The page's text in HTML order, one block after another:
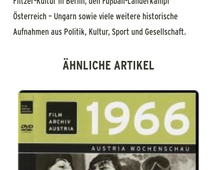
Österreich – Ungarn sowie viele weitere historische
Aufnahmen aus Politik, Kultur, Sport und Gesellschaft.
ÄHNLICHE ARTIKEL